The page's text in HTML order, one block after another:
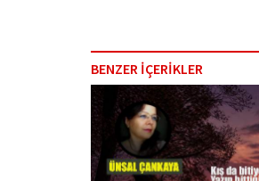
BENZER İÇERİKLER